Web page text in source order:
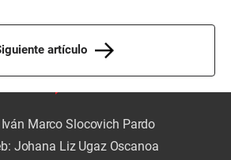
artículo
Iván Marco Slocovich Pardo
Johana Liz Ugaz Oscanoa